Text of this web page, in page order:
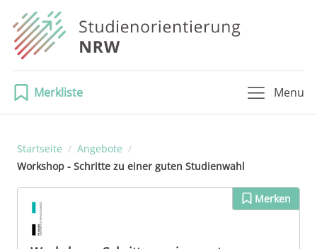
Merkliste Menu
Startseite / Angebote /
Workshop - Schritte zu einer guten Studienwahl
Merken